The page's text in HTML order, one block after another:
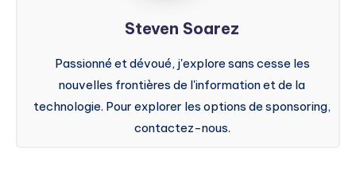
Steven Soarez
Passionné et dévoué, j'explore sans cesse les
nouvelles frontières de l'information et de la
technologie. Pour explorer les options de sponsoring,
contactez-nous.